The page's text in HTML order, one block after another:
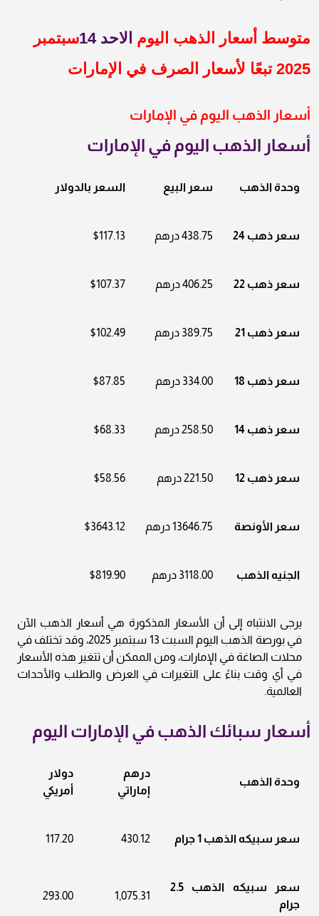
متوسط أسعار الذهب اليوم الاحد 14
سبتمبر
2025 تبعًا لأسعار الصرف في الإمارات
أسعار الذهب اليوم في الإمارات
أسعار الذهب اليوم في الإمارات
وحدة الذهب سعر البيع السعر بالدولار
سعر ذهب 24 438.75 درهم $117.13
سعر ذهب 22 406.25 درهم $107.37
سعر ذهب 21 389.75 درهم $102.49
سعر ذهب 18 334.00 درهم $87.85
سعر ذهب 14 258.50 درهم $68.33
سعر ذهب 12 221.50 درهم $58.56
سعر الأونصة 13646.75 درهم $3643.12
الجنيه الذهب 3118.00 درهم $819.90
يرجى الانتباه إلى أن الأسعار المذكورة هي أسعار الذهب الآن
في بورصة الذهب اليوم السبت 13 سبتمبر 2025، وقد تختلف في
محلات الصاغة في الإمارات، ومن الممكن أن تتغير هذه الأسعار
في أي وقت بناءً على التغيرات في العرض والطلب والأحداث
العالمية.
أسعار سبائك الذهب في الإمارات اليوم
وحدة الذهب
درهم
إماراتي
دولار
أمريكي
سعر سبيكه الذهب 1 جرام 430.12
117.20
سعر سبيكه الذهب 2.5
جرام
1,075.31
293.00